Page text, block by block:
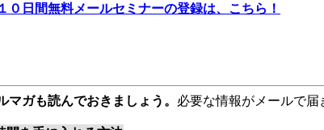
０日間無料メールセミナーの登録は、こちら！
ガも読んでおきましょう。 必要な情報がメールで届